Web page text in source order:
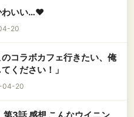
わいい…❤
20
のコラボカフェ行きたい、俺
ください！」
04-20